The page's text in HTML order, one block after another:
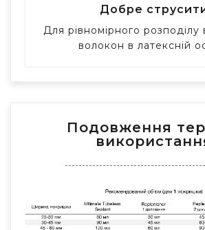
Добре
Для рівномірного розподілу
волокон в латексній
Подовження